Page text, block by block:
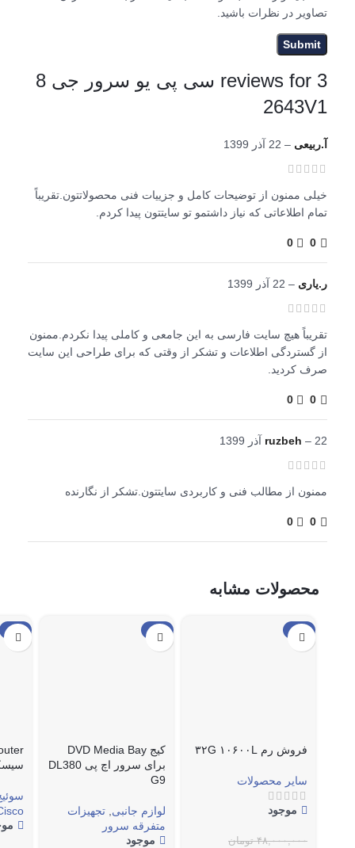
3 reviews for
سی پی یو سرور جی 8
2643V1
آ.ربیعی – 22 آذر 1399
خیلی ممنون از توضیحات کامل و جزییات فنی محصولاتتون.تقریباً
تمام اطلاعاتی که نیاز داشتمو تو سایتتون پیدا کردم.
0
0
ر.یاری – 22 آذر 1399
تقریباً هیچ سایت فارسی به این جامعی و کاملی پیدا نکردم.ممنون
از گستردگی اطلاعات و تشکر از وقتی که برای طراحی این سایت
صرف کردید.
0
0
ruzbeh – 22 آذر 1399
ممنون از مطالب فنی و کاربردی سایتتون.تشکر از نگارنده
0
0
تصاویر در نظرات باشید.
محصولات مشابه
حراج
فروش رم ۳۲G ۱۰۶۰۰L
سایر محصولات
موجود
۴۸,۰۰۰,۰۰۰ تومان
حراج
کیج DVD Media Bay
برای سرور اچ پی DL380
G9
لوازم جانبی تجهیزات
متفرقه سرور
موجود
حراج